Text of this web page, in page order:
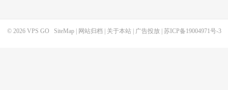
© 2026 VPS GO SiteMap| 网站归档 关于本站| 广告投放| 苏ICP备19004971号-3